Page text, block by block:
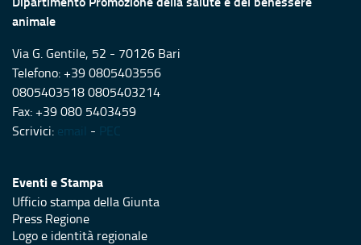
animale
Via G. Gentile, 52 - 70126 Bari
Telefono: +39 0805403556
0805403518 0805403214
Fax: +39 080 5403459
Scrivici: email - PEC
Eventi e Stampa
Ufficio stampa della Giunta
Press Regione
Logo e identità regionale